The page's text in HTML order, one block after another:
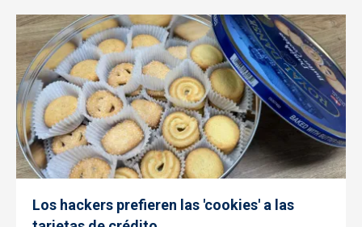
Los hackers prefieren las 'cookies' a las